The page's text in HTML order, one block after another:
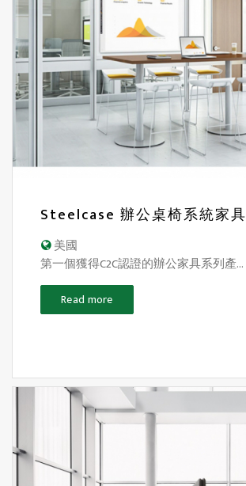
Steelcase 辦公桌椅系統家具
美國
第一個獲得C2C認證的辦公家具系列產...
Read more